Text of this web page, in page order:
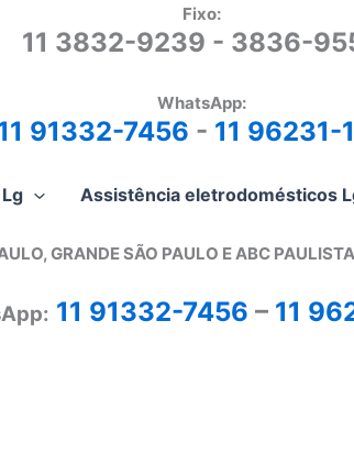
Fixo:
11 3832-9239 - 3836-
WhatsApp:
91332-7456 - 11 96231-
Assistência eletrodomésticos
GRANDE SÃO PAULO E ABC
11 91332-7456 – 11